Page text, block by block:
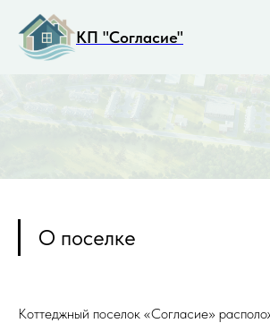
КП "Согласие"
О поселке
Коттеджный поселок «Согласие»